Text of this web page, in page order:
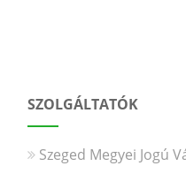
SZOLGÁLTATÓK
Szeged Megyei Jogú